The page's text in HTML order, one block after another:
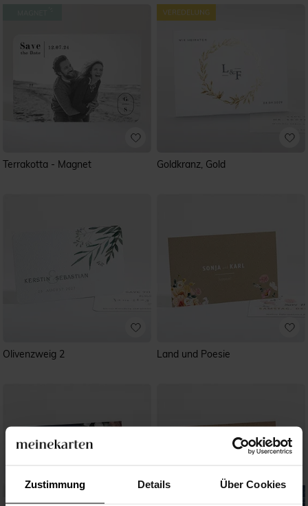
Zustimmung Details Über Cookies
Terrakotta - Magnet Goldkranz, Gold
Olivenzweig 2 Land und Poesie